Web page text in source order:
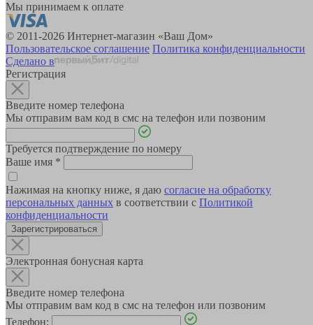
Мы принимаем к оплате
© 2011-2026 Интернет-магазин «Ваш Дом»
Пользовательское соглашение Политика конфиденциальности
Сделано в
Регистрация
Введите номер телефона
Мы отправим вам код в смс на телефон или позвоним
Требуется подтверждение по номеру
Ваше имя *
Нажимая на кнопку ниже, я даю согласие на обработку
персональных данных в соответствии с Политикой
конфиденциальности
Зарегистрироваться
Электронная бонусная карта
Введите номер телефона
Мы отправим вам код в смс на телефон или позвоним
Телефон: